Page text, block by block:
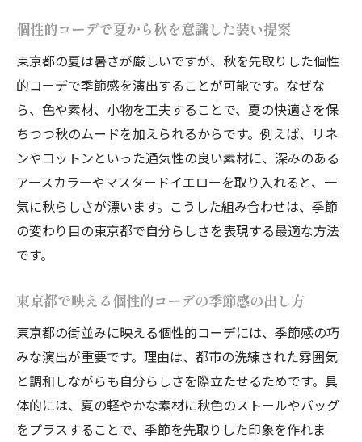
東京都で注目される個性的コーデのポイン
ト
素材選びが鍵の季節感ミックステク
個性的コーデに合う秋素材の選び方と使い
方
夏コーデに秋素材を取り入れる実践ポイン
快適性を損なわない個性的コーデ素材の工
意
個性的コーデに映える異素材ミックスのコ
ツ
夏から秋へ移行する素材選びと個性的コー
デ
秋を先取りした夏コーデの秘訣とは
個性的コーデで夏から秋を意識した装い提案
東京都の夏は暑さが厳しいですが、秋を先取りした個性
的コーデで季節感を演出することが可能です。なぜな
ら、色や素材、小物を工夫することで、夏の快適さを保
ちつつ秋のムードを加えられるからです。例えば、リネ
ンやコットンといった通気性の良い素材に、深みのある
アースカラーやマスタードイエローを取り入れると、一
気に秋らしさが漂います。こうした組み合わせは、季節
の変わり目の東京都で自分らしさを表現する最適な方法
です。
東京都で映える個性的コーデの季節感の出し方
東京都の街並みに映える個性的コーデには、季節感の巧
みな演出が重要です。理由は、都市の洗練された雰囲気
と調和しながらも自分らしさを際立たせるためです。具
体的には、夏の軽やかな素材に秋色のストールやバッグ
をプラスすることで、季節を先取りした印象を作れま